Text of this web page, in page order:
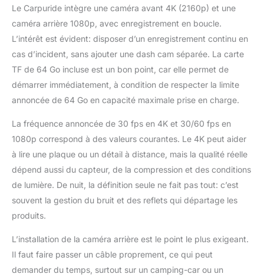
agrandit les détails de
la carte pour une
meilleure visibilité.
applications populaires
comme Google Maps
et Waze directement
depuis le tableau de
vous assurant d'être
toujours sur la bonne
voie sans avoir besoin
de mises à jour
constantes. De plus,
l'écran IPS HD de 10,26
pouces offre une vue
expérience de
conduite. 【 Écran
antireflet et conception
de lumière de capteur
Le Carpuride intègre une caméra avant 4K (2160p) et une
caméra arrière 1080p, avec enregistrement en boucle.
L’intérêt est évident: disposer d’un enregistrement continu en
cas d’incident, sans ajouter une dash cam séparée. La carte
TF de 64 Go incluse est un bon point, car elle permet de
démarrer immédiatement, à condition de respecter la limite
annoncée de 64 Go en capacité maximale prise en charge.
La fréquence annoncée de 30 fps en 4K et 30/60 fps en
1080p correspond à des valeurs courantes. Le 4K peut aider
à lire une plaque ou un détail à distance, mais la qualité réelle
dépend aussi du capteur, de la compression et des conditions
de lumière. De nuit, la définition seule ne fait pas tout: c’est
souvent la gestion du bruit et des reflets qui départage les
produits.
L’installation de la caméra arrière est le point le plus exigeant.
Il faut faire passer un câble proprement, ce qui peut
demander du temps, surtout sur un camping-car ou un